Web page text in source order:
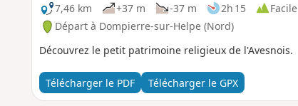
7,46 km
+37 m -37 m 2h 15
Facile
Départ à Dompierre-sur-Helpe (Nord)
Découvrez le petit patrimoine religieux de l'Avesnois.
Télécharger le PDF Télécharger le GPX